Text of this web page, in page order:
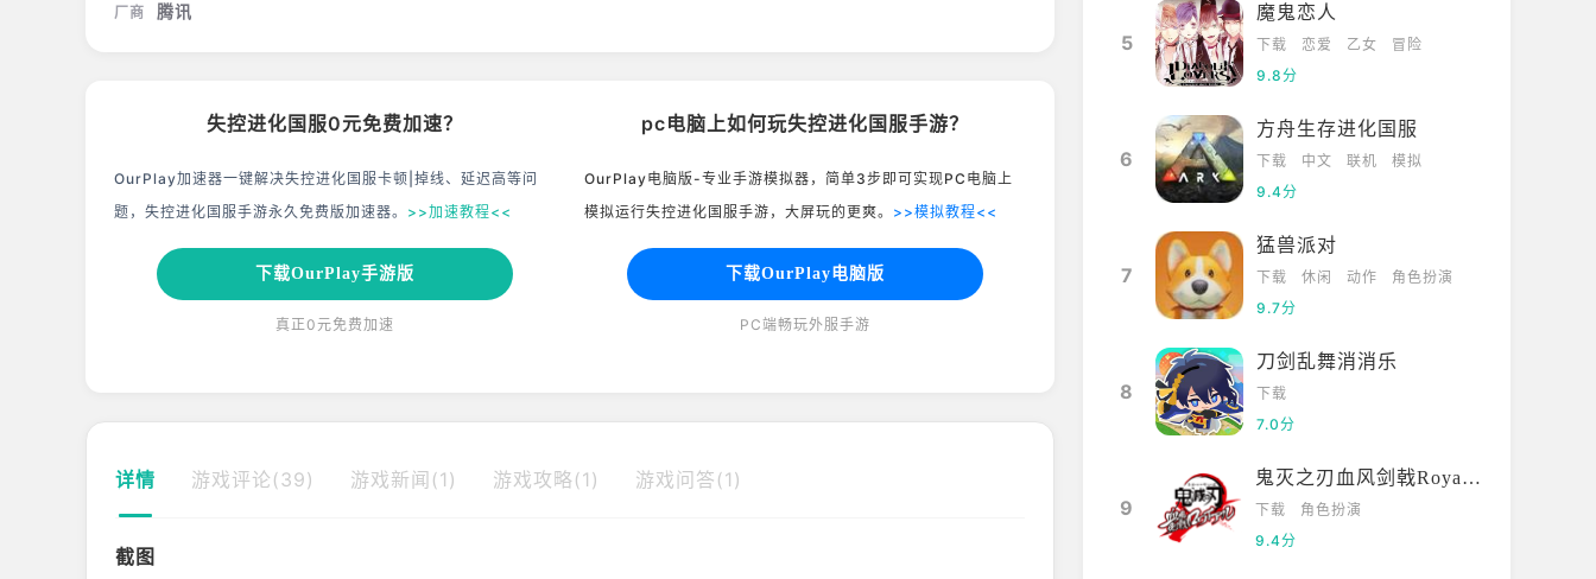
厂商 腾讯
失控进化国服0元免费加速？
OurPlay加速器一键解决失控进化国服卡顿|掉线、延迟高等问
题，失控进化国服手游永久免费版加速器。 >>加速教程<<
下载OurPlay手游版
真正0元免费加速
pc电脑上如何玩失控进化国服手游？
OurPlay电脑版-专业手游模拟器，简单3步即可实现PC电脑上
模拟运行失控进化国服手游，大屏玩的更爽。 >>模拟教程<<
下载OurPlay电脑版
PC端畅玩外服手游
详情 游戏评论(39) 游戏新闻(1) 游戏攻略(1) 游戏问答(1)
截图
5
魔鬼恋人
下载 恋爱 乙女
冒险
9.8分
6
方舟生存进化国服
下载 中文 联机
模拟
9.4分
7
猛兽派对
下载 休闲 动作
角色扮演
9.7分
8
刀剑乱舞消消乐
下载
7.0分
9
鬼灭之刃血风剑戟Royale国际服
下载
角色扮演
9.4分